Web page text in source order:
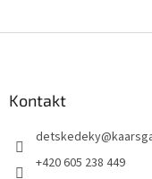
Kontakt
detskedeky@
+420 605 238 449